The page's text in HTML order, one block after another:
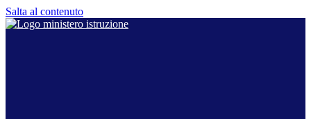
Salta al contenuto